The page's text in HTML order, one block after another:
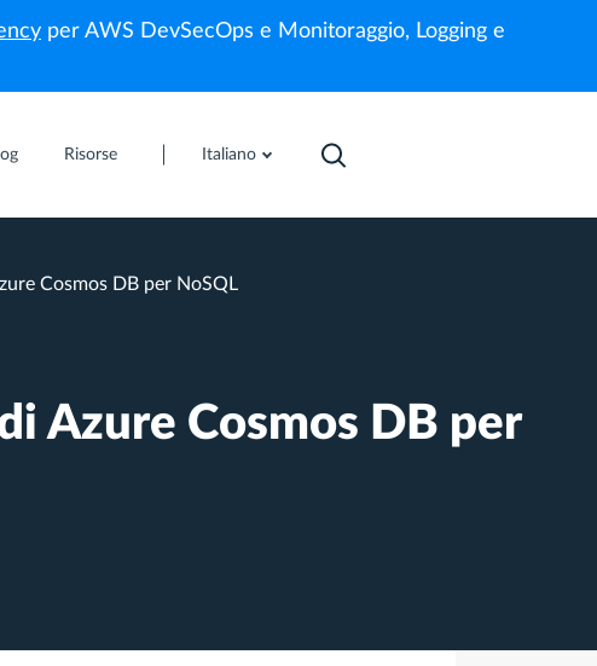
per AWS DevSecOps e Monitoraggio, Logging e
Risorse Italiano
Cosmos DB per NoSQL
Azure Cosmos DB per